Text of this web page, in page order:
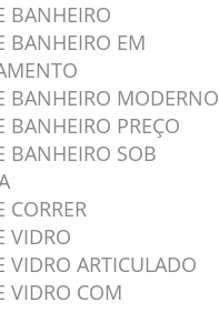
BANHEIRO
BANHEIRO EM
BANHEIRO MODERNO
BANHEIRO PREÇO
BANHEIRO SOB
CORRER
VIDRO
VIDRO ARTICULADO
VIDRO COM